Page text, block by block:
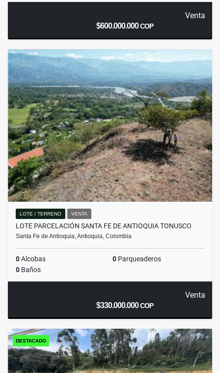
Venta
$600.000.000COP
LOTE / TERRENO VENTA
LOTE PARCELACIÓN SANTA FE DE ANTIOQUIA TONUSCO
Santa Fe de Antioquia, Antioquia, Colombia
0Alcobas 0 Parqueaderos
0 Baños
Venta
$330.000.000COP
DESTACADO